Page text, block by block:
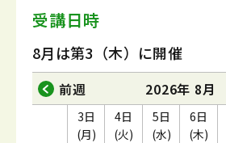
受講日時
8月は第3（木）に開催
前週 2026年 8月
3日
(月)
4日
(火)
5日
(水)
6日
(木)